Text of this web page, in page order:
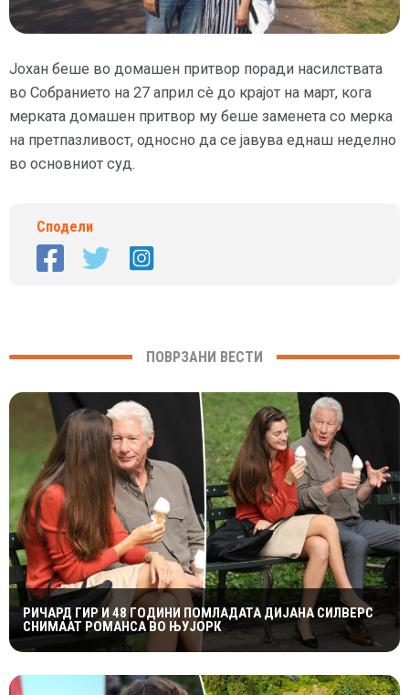
Јохан беше во домашен притвор поради насилствата
во Собранието на 27 април сè до крајот на март, кога
мерката домашен притвор му беше заменета со мерка
на претпазливост, односно да се јавува еднаш неделно
во основниот суд.
Сподели
ПОВРЗАНИ ВЕСТИ
РИЧАРД ГИР И 48 ГОДИНИ ПОМЛАДАТА ДИЈАНА СИЛВЕРС
СНИМААТ РОМАНСА ВО ЊУЈОРК